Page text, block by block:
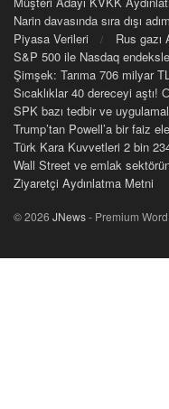
Narin davasında sıra dışı
Piyasa Verileri
Rus gazı
S&P 500 ile Nasdaq
Şimşek: Tarıma 706 milyar
Sıcaklıklar 40 dereceyi aştı!
SPK bazı tedbir ve
Trump’tan Powell’a bir faiz
Türk Kara Kuvvetleri 2 bin
Wall Street ve emlak
Ziyaretçi Aydınlatma Metni
© 2026 JNews- Premium